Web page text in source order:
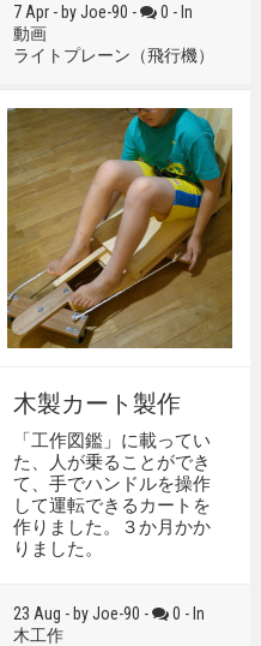
7 Apr - by Joe-90 -
0 - In
動画
ライトプレーン（飛行機）
木製カート製作
「工作図鑑」に載ってい
た、人が乗ることができ
て、手でハンドルを操作
して運転できるカートを
作りました。３か月かか
りました。
23 Aug - by Joe-90 -
0 - In
木工作